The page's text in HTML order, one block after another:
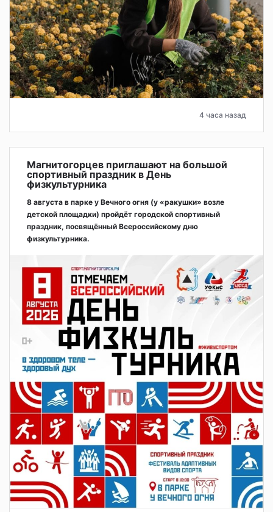
4 часа назад
Магнитогорцев приглашают на большой
спортивный праздник в День
физкультурника
8 августа в парке у Вечного огня (у «ракушки» возле
детской площадки) пройдёт городской спортивный
праздник, посвящённый Всероссийскому дню
физкультурника.